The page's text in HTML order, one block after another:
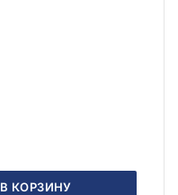
В КОРЗИНУ